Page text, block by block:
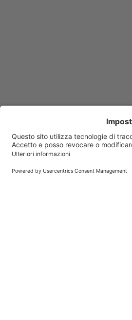
Ananase